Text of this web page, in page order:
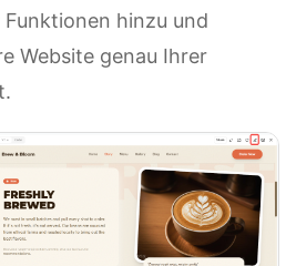
hinzu und
Website genau Ihrer